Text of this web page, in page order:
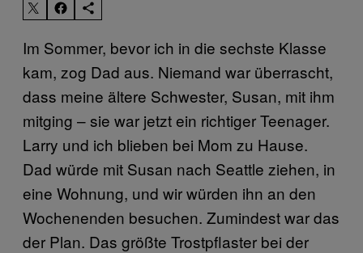
Im Sommer, bevor ich in die sechste Klasse
kam, zog Dad aus. Niemand war überrascht,
dass meine ältere Schwester, Susan, mit ihm
mitging – sie war jetzt ein richtiger Teenager.
Larry und ich blieben bei Mom zu Hause.
Dad würde mit Susan nach Seattle ziehen, in
eine Wohnung, und wir würden ihn an den
Wochenenden besuchen. Zumindest war das
der Plan. Das größte Trostpflaster bei der